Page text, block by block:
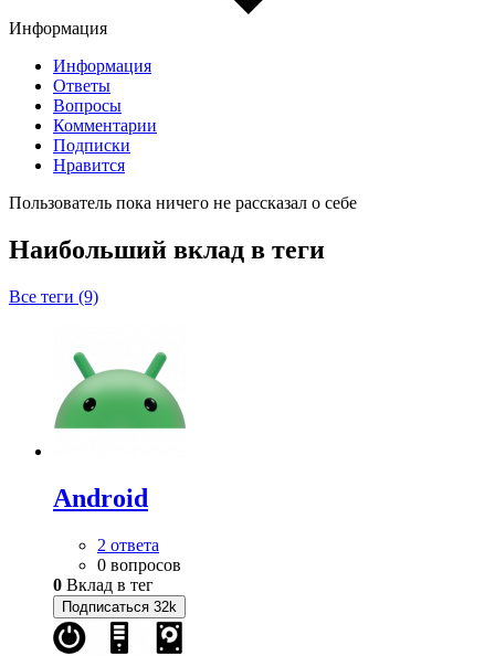
Информация
Информация
Ответы
Вопросы
Комментарии
Подписки
Нравится
Пользователь пока ничего не рассказал о себе
Наибольший вклад в теги
Все теги (9)
Android
2 ответа
0 вопросов
0 Вклад в тег
Подписаться 32k